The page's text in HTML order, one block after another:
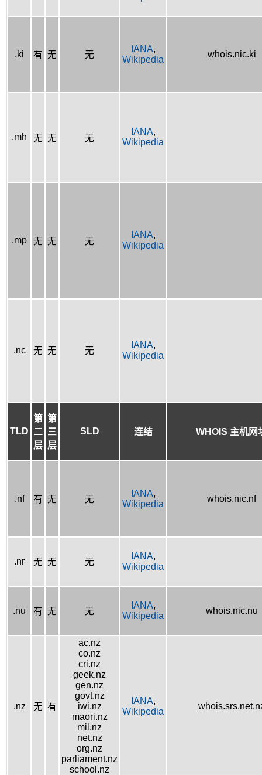
.ki 有 无 无
IANA,
Wikipedia
whois.nic.ki
.mh 无 无 无
IANA,
Wikipedia
.mp 无 无 无
IANA,
Wikipedia
.nc 无 无 无
IANA,
Wikipedia
TLD
第
二
层
第
三
层
SLD 连结 WHOIS 主机网
.nf 有 无 无
IANA,
Wikipedia
whois.nic.nf
.nr 无 无 无
IANA,
Wikipedia
.nu 有 无 无
IANA,
Wikipedia
whois.nic.nu
.nz 无 有
ac.nz
co.nz
cri.nz
geek.nz
gen.nz
govt.nz
iwi.nz
maori.nz
mil.nz
net.nz
org.nz
parliament.nz
school.nz
IANA,
Wikipedia